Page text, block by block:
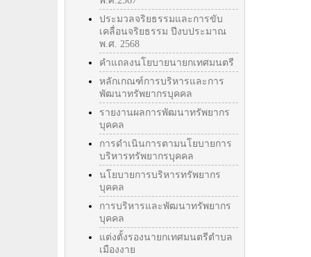
ประมวลจริยธรรมและการขับ
เคลื่อนจริยธรรม ปีงบประมาณ
พ.ศ. 2568
คำแถลงนโยบายนายกเทศมนตรี
หลักเกณฑ์การบริหารและการ
พัฒนาทรัพยากรบุคคล
รายงานผลการพัฒนาทรัพยากร
บุคคล
การดำเนินการตามนโยบายการ
บริหารทรัพยากรบุคคล
นโยบายการบริหารทรัพยากร
บุคคล
การบริหารและพัฒนาทรัพยากร
บุคคล
แต่งตั้งรองนายกเทศมนตรีตำบล
เมืองงาย